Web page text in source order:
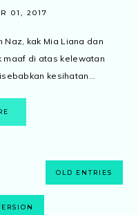
01, 2017
Naz, kak Mia Liana dan
maaf di atas kelewatan
kesihatan...
OLD ENTRIES